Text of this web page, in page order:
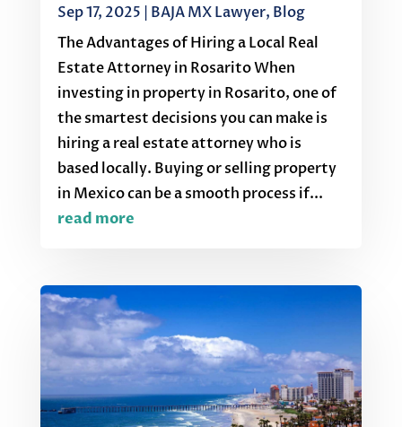
Sep 17, 2025 BAJA MX Lawyer, Blog
The Advantages of Hiring a Local Real
Estate Attorney in Rosarito When
investing in property in Rosarito, one of
the smartest decisions you can make is
hiring a real estate attorney who is
based locally. Buying or selling property
in Mexico can be a smooth process if...
read more